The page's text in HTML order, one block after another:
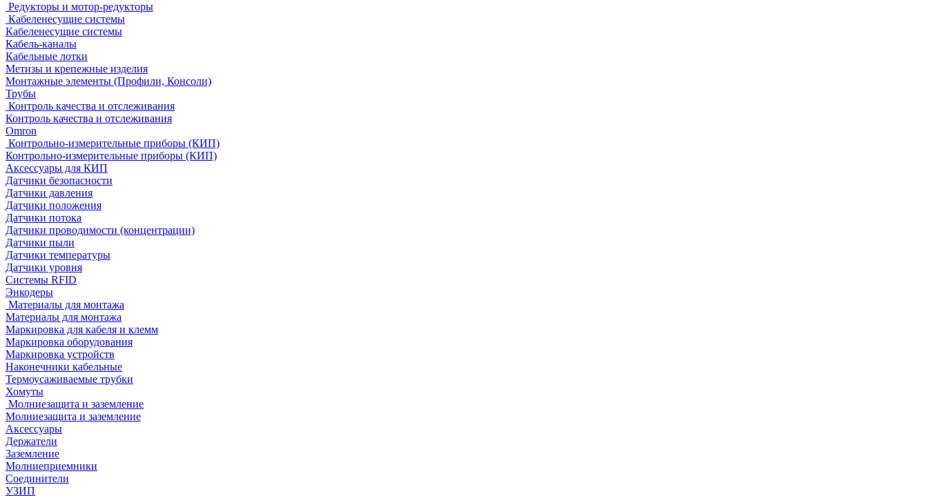
Редукторы и мотор-редукторы
Кабеленесущие системы
Кабеленесущие системы
Кабель-каналы
Кабельные лотки
Метизы и крепежные изделия
Монтажные элементы (Профили, Консоли)
Трубы
Контроль качества и отслеживания
Контроль качества и отслеживания
Omron
Контрольно-измерительные приборы (КИП)
Контрольно-измерительные приборы (КИП)
Аксессуары для КИП
Датчики безопасности
Датчики давления
Датчики положения
Датчики потока
Датчики проводимости (концентрации)
Датчики пыли
Датчики температуры
Датчики уровня
Системы RFID
Энкодеры
Материалы для монтажа
Материалы для монтажа
Маркировка для кабеля и клемм
Маркировка оборудования
Маркировка устройств
Наконечники кабельные
Термоусаживаемые трубки
Хомуты
Молниезащита и заземление
Молниезащита и заземление
Аксессуары
Держатели
Заземление
Молниеприемники
Соединители
УЗИП